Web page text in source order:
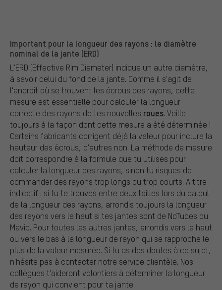
Important pour la longueur des rayons : le diamètre
nominal de la jante (ERD)
L'ERD (Effective Rim Diameter) indique un autre diamètre,
à savoir celui du fond de la jante. Comme il s'agit de
l'endroit où se trouvent les écrous des rayons, cette
mesure est essentielle pour calculer la longueur
correcte des rayons de tes nouvelles roues. Veille
toujours à la façon dont cette mesure a été déterminée !
Certains fabricants corrigent déjà la valeur pour inclure la
hauteur des écrous, d'autres non. La méthode de mesure
doit correspondre à la formule que tu utilises pour
calculer la longueur des rayons, sinon tu risques de
commander des rayons trop longs ou trop courts. A titre
indicatif : si tu te trouves entre deux tailles lors du calcul
de la longueur des rayons, arrondis toujours la longueur
des rayons vers le haut si tes jantes sont de NoTubes ou
Mavic. Pour toutes les autres jantes, arrondis vers le haut
ou vers le bas à la longueur de rayon qui se rapproche le
plus de la valeur mesurée. Si tu as des doutes à ce sujet,
n'hésite pas à contacter notre service clientèle. Nos
collègues t'aideront volontiers à déterminer la longueur
de rayon qui convient pour ta jante.